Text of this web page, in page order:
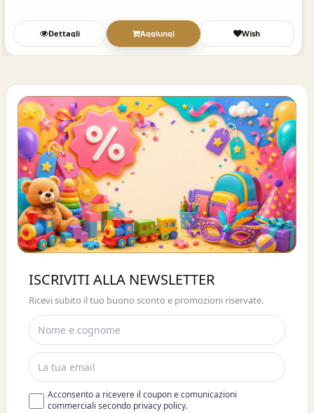
Dettagli Aggiungi Wish
Buono sconto 10%
ISCRIVITI E OTTIENI SUBITO UNO
SCONTO DEL 10%
ISCRIVITI ALLA NEWSLETTER
Ricevi subito il tuo buono sconto e promozioni riservate.
Acconsento a ricevere il coupon e comunicazioni
commerciali secondo privacy policy.